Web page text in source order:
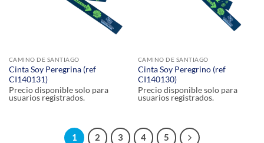
CAMINO DE SANTIAGO
Cinta Soy Peregrina (ref
CI140131)
Precio disponible solo para
usuarios registrados.
CAMINO DE SANTIAGO
Cinta Soy Peregrino (ref
CI140130)
Precio disponible solo para
usuarios registrados.
1 2 3 4 5